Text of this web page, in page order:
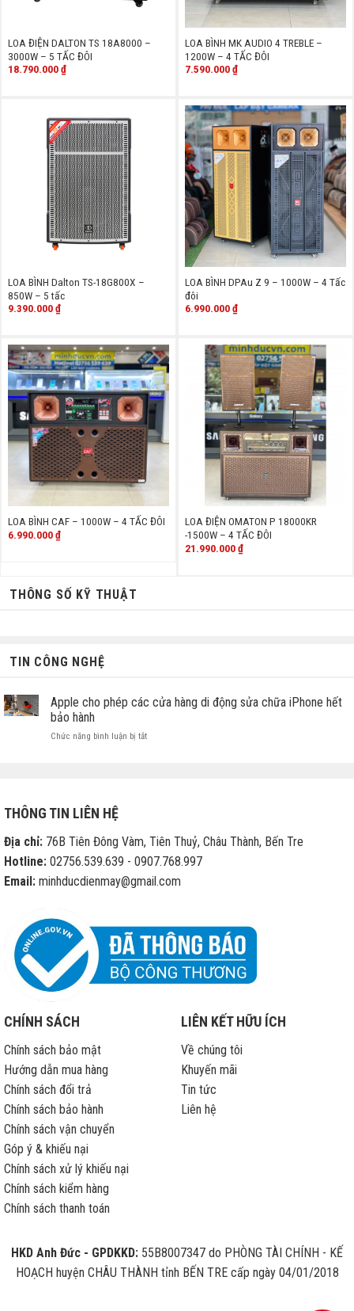
LOA ĐIỆN DALTON TS 18A8000 –
3000W – 5 TẤC ĐÔI
18.790.000₫
LOA BÌNH MK AUDIO 4 TREBLE –
1200W – 4 TẤC ĐÔI
7.590.000₫
LOA BÌNH Dalton TS-18G800X –
850W – 5 tấc
9.390.000₫
LOA BÌNH DPAu Z 9 – 1000W – 4 Tấc
đôi
6.990.000₫
LOA BÌNH CAF – 1000W – 4 TẤC ĐÔI
6.990.000₫
LOA ĐIỆN OMATON P 18000KR
-1500W – 4 TẤC ĐÔI
21.990.000₫
THÔNG SỐ KỸ THUẬT
TIN CÔNG NGHỆ
Apple cho phép các cửa hàng di động sửa chữa iPhone hết
bảo hành
Chức năng bình luận bị tắtở
động
sửa
iPhone
hành
THÔNG TIN LIÊN HỆ
Địa chỉ: 76B Tiên Đông Vàm, Tiên Thuỷ, Châu Thành, Bến Tre
Hotline: 02756.539.639 - 0907.768.997
Email: minhducdienmay@gmail.com
CHÍNH SÁCH
Chính sách bảo mật
Hướng dẫn mua hàng
Chính sách đổi trả
Chính sách bảo hành
Chính sách vận chuyển
Góp ý & khiếu nại
Chính sách xử lý khiếu nại
Chính sách kiểm hàng
Chính sách thanh toán
LIÊN KẾT HỮU ÍCH
Về chúng tôi
Khuyến mãi
Tin tức
Liên hệ
HKD Anh Đức - GPDKKD: 55B8007347 do PHÒNG TÀI CHÍNH - KẾ
HOẠCH huyện CHÂU THÀNH tỉnh BẾN TRE cấp ngày 04/01/2018